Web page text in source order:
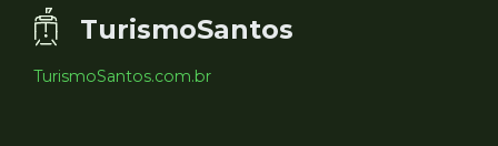
TurismoSantos
TurismoSantos.com.br